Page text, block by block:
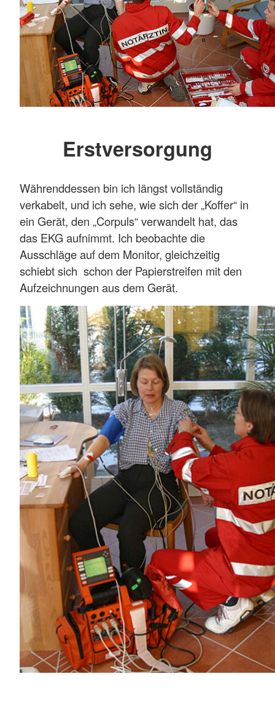
Erstversorgung
Währenddessen bin ich längst vollständig
verkabelt, und ich sehe, wie sich der „Koffer“ in
ein Gerät, den „Corpuls“ verwandelt hat, das
das EKG aufnimmt. Ich beobachte die
Ausschläge auf dem Monitor, gleichzeitig
schiebt sich schon der Papierstreifen mit den
Aufzeichnungen aus dem Gerät.